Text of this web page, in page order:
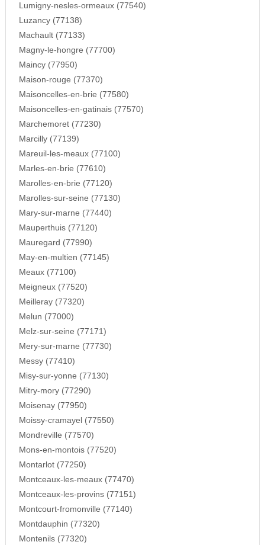
Lumigny-nesles-ormeaux (77540)
Luzancy (77138)
Machault (77133)
Magny-le-hongre (77700)
Maincy (77950)
Maison-rouge (77370)
Maisoncelles-en-brie (77580)
Maisoncelles-en-gatinais (77570)
Marchemoret (77230)
Marcilly (77139)
Mareuil-les-meaux (77100)
Marles-en-brie (77610)
Marolles-en-brie (77120)
Marolles-sur-seine (77130)
Mary-sur-marne (77440)
Mauperthuis (77120)
Mauregard (77990)
May-en-multien (77145)
Meaux (77100)
Meigneux (77520)
Meilleray (77320)
Melun (77000)
Melz-sur-seine (77171)
Mery-sur-marne (77730)
Messy (77410)
Misy-sur-yonne (77130)
Mitry-mory (77290)
Moisenay (77950)
Moissy-cramayel (77550)
Mondreville (77570)
Mons-en-montois (77520)
Montarlot (77250)
Montceaux-les-meaux (77470)
Montceaux-les-provins (77151)
Montcourt-fromonville (77140)
Montdauphin (77320)
Montenils (77320)